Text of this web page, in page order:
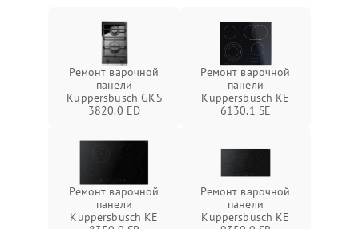
Ремонт варочной
панели
Kuppersbusch GKS
3820.0 ED
Ремонт варочной
панели
Kuppersbusch KE
6130.1 SE
Ремонт варочной
панели
Kuppersbusch KE
Ремонт варочной
панели
Kuppersbusch KE